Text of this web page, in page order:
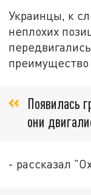
Украинцы, к
неплохих
преимущество
Появилась
они
- рассказал